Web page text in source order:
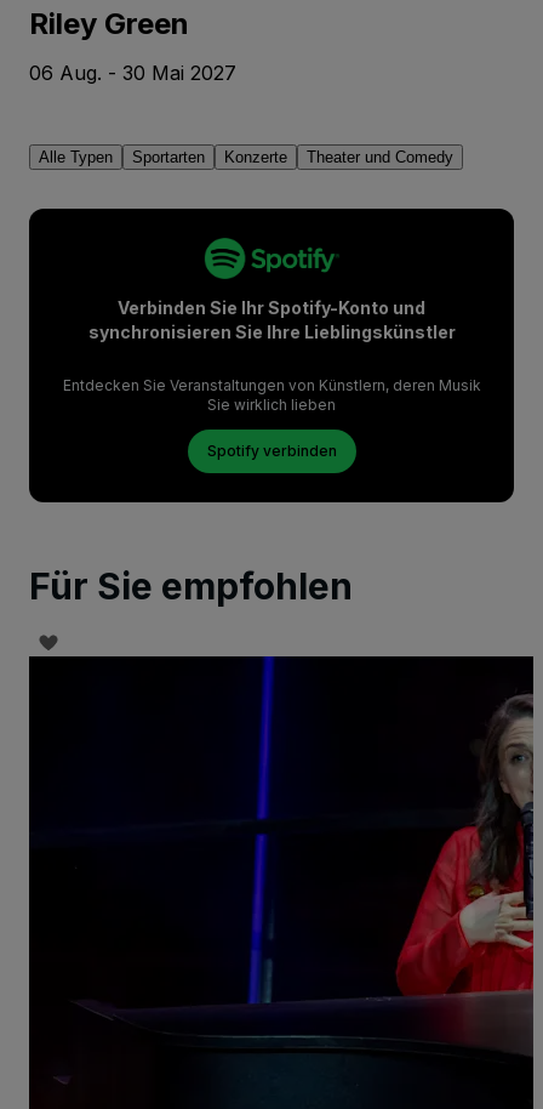
Riley Green
06 Aug. - 30 Mai 2027
Alle Typen Sportarten Konzerte Theater und Comedy
Verbinden Sie Ihr Spotify-Konto und
synchronisieren Sie Ihre Lieblingskünstler
Entdecken Sie Veranstaltungen von Künstlern, deren Musik
Sie wirklich lieben
Spotify verbinden
Für Sie empfohlen